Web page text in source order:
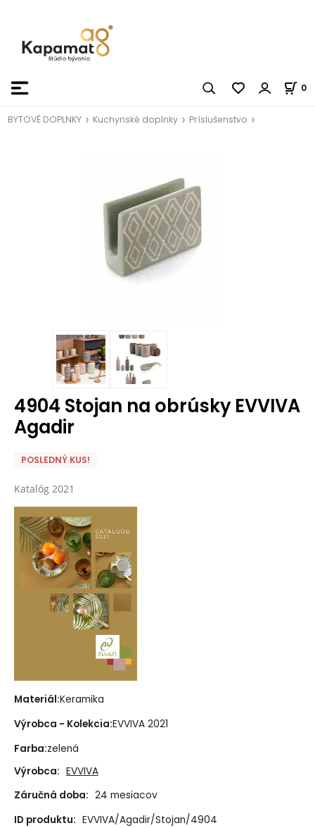
0
BYTOVÉ DOPLNKY Kuchynské doplnky Príslušenstvo
4904 Stojan na obrúsky EVVIVA
Agadir
POSLEDNÝ KUS!
Katalóg 2021
Materiál:Keramika
Výrobca - Kolekcia:EVVIVA 2021
Farba:zelená
Výrobca: EVVIVA
Záručná doba: 24 mesiacov
ID produktu: EVVIVA/Agadir/Stojan/4904